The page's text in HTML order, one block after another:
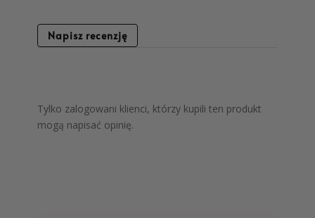
Napisz recenzję
Tylko zalogowani klienci, którzy kupili ten produkt
mogą napisać opinię.